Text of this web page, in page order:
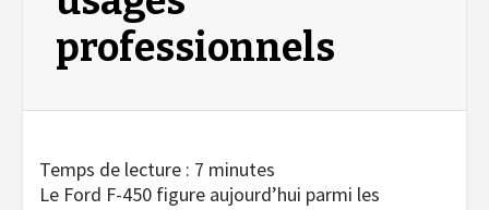
professionnels
Temps de lecture : 7 minutes
Le Ford F-450 figure aujourd’hui parmi les